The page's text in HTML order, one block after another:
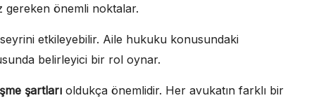
gereken önemli noktalar.
seyrini etkileyebilir. Aile hukuku konusundaki
belirleyici bir rol oynar.
şartları oldukça önemlidir. Her avukatın farklı bir